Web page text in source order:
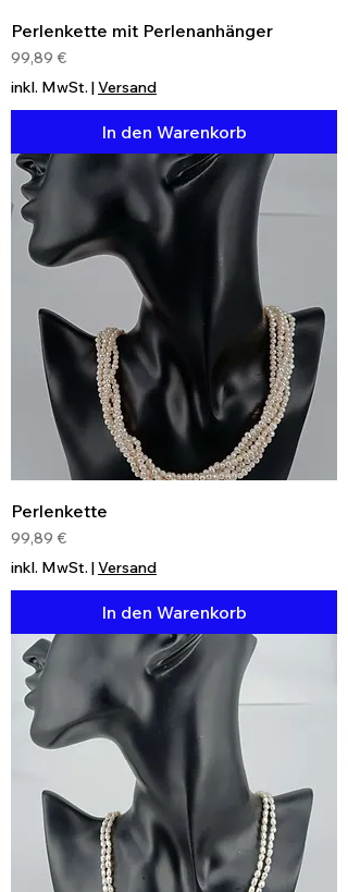
Perlenkette mit Perlenanhänger
Preis
99,89 €
inkl. MwSt. |Versand
In den Warenkorb
Perlenkette
Preis
99,89 €
inkl. MwSt. |Versand
In den Warenkorb